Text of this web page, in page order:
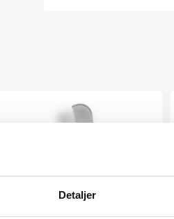
Detaljer